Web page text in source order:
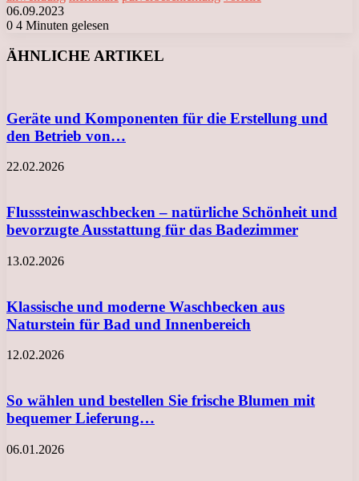
06.09.2023
0 4 Minuten gelesen
ÄHNLICHE ARTIKEL
Geräte und Komponenten für die Erstellung und
den Betrieb von…
22.02.2026
Flusssteinwaschbecken – natürliche Schönheit und
bevorzugte Ausstattung für das Badezimmer
13.02.2026
Klassische und moderne Waschbecken aus
Naturstein für Bad und Innenbereich
12.02.2026
So wählen und bestellen Sie frische Blumen mit
bequemer Lieferung…
06.01.2026